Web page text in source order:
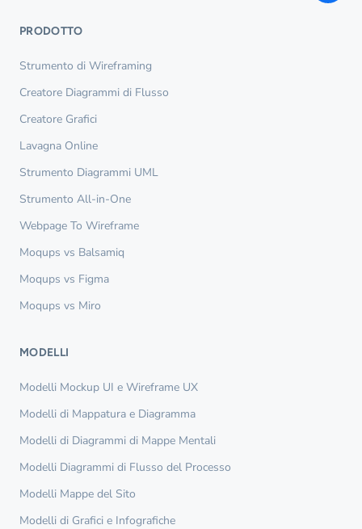
PRODOTTO
Strumento di Wireframing
Creatore Diagrammi di Flusso
Creatore Grafici
Lavagna Online
Strumento Diagrammi UML
Strumento All-in-One
Webpage To Wireframe
Moqups vs Balsamiq
Moqups vs Figma
Moqups vs Miro
MODELLI
Modelli Mockup UI e Wireframe UX
Modelli di Mappatura e Diagramma
Modelli di Diagrammi di Mappe Mentali
Modelli Diagrammi di Flusso del Processo
Modelli Mappe del Sito
Modelli di Grafici e Infografiche